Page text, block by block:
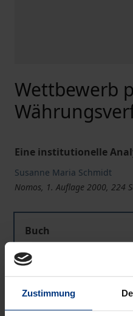
Zustimmung
Wettbewerb
Eine institutionelle
Susanne Maria Schmidt
Nomos, 1. Auflage 2000, 224
Buch
ISBN 978-3-7890-6642-9
Nicht lieferbar